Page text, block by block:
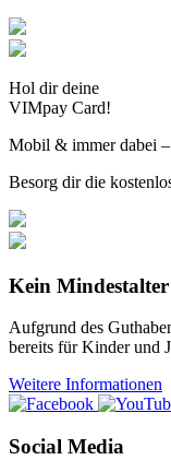
Hol dir deine
VIMpay Card!
Mobil & immer dabei
Besorg dir die
Kein
Aufgrund des
bereits für Kinder und
Weitere Informationen
Social Media